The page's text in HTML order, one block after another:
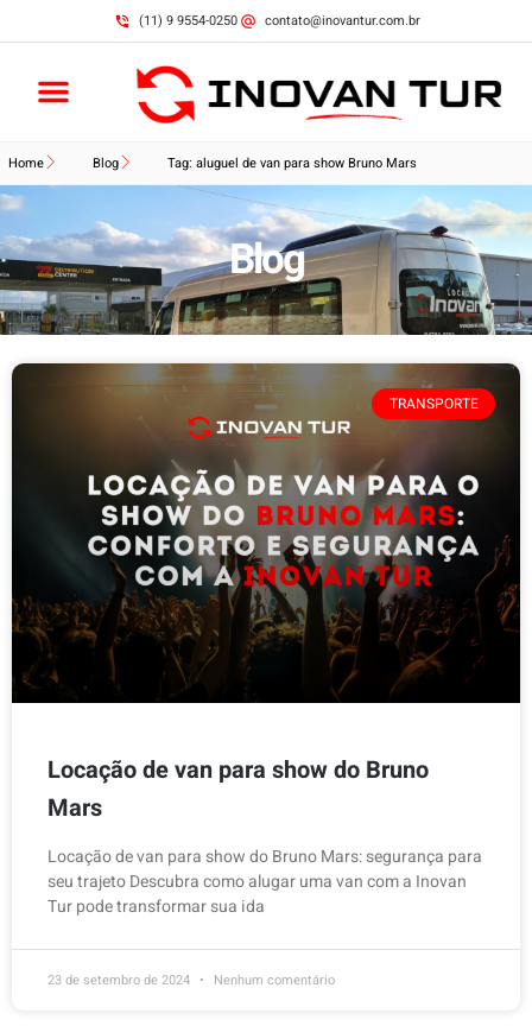
(11) 9 9554-0250 contato@inovantur.com.br
Home Blog Tag: aluguel de van para show Bruno Mars
Blog
TRANSPORTE
Locação de van para show do Bruno
Mars
Locação de van para show do Bruno Mars: segurança para
seu trajeto Descubra como alugar uma van com a Inovan
Tur pode transformar sua ida
23 de setembro de 2024 Nenhum comentário